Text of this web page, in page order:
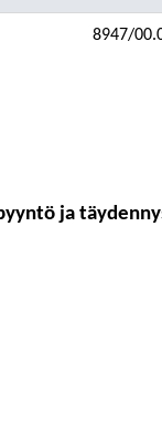
8947/
ja